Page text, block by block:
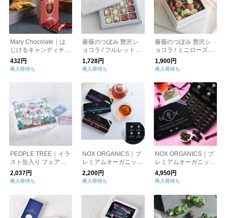
Mary Chocolate｜は
じけるキャンディチョ
コレート／ バレンタ
イン
432円
再入荷待ち
薔薇のつぼみ 贅沢シ
ョコラ / フルレット・
シェリー / MESSAGE
de ROSE バレンタイ
ン チョコレート
1,728円
再入荷待ち
薔薇のつぼみ 贅沢シ
ョコラ / ミニローズ・
シェリー / MESSAGE
de ROSE バレンタイ
ン チョコレート
1,900円
再入荷待ち
PEOPLE TREE｜イラ
スト缶入り フェアト
レードチョコ ミルク
＆ビター
2,037円
再入荷待ち
NOX ORGANICS｜プ
レミアムオーガニック
チョコレート 12粒
2,200円
再入荷待ち
NOX ORGANICS｜プ
レミアムオーガニック
チョコレート 30粒
4,950円
再入荷待ち